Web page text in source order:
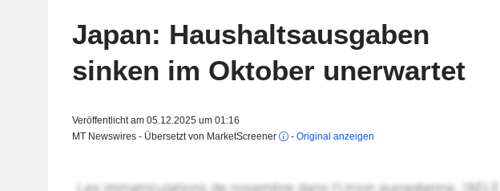
Japan: Haushaltsausgaben
sinken im Oktober unerwartet
Veröffentlicht am 05.12.2025 um 01:16
MT Newswires - Übersetzt von MarketScreener
- Original anzeigen